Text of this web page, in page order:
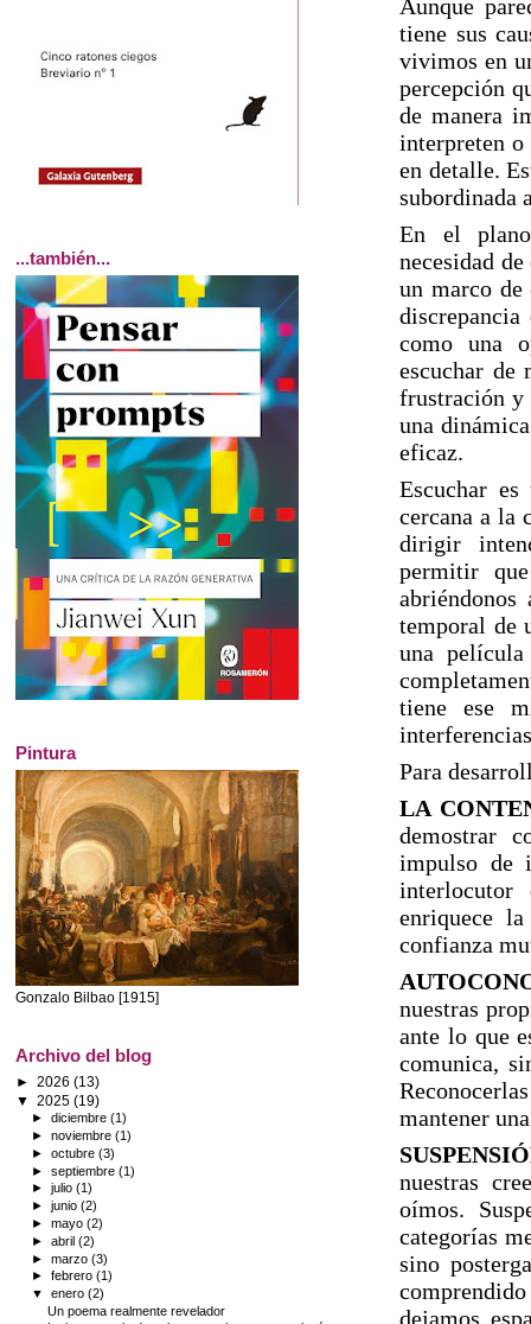
Aunque
tiene sus
vivimos en
percepción
de manera
interpreten o
en detalle.
subordinada
En el
necesidad
un marco de
como una
escuchar de
frustración y
una
eficaz.
Escuchar
cercana a la
dirigir
permitir
temporal de
una
tiene ese
Para
LA
demostrar
impulso de
interlocutor
enriquece
confianza
nuestras
ante lo que
comunica,
mantener
nuestras
oímos.
categorías
sino
dejamos
...también...
Pintura
Gonzalo Bilbao [1915]
Archivo del blog
► 2026 (13)
▼ 2025 (19)
►diciembre(1)
►noviembre(1)
►octubre(3)
►septiembre(1)
►julio(1)
►junio(2)
►mayo(2)
►abril(2)
►marzo(3)
►febrero(1)
▼enero(2)
Un poema realmente revelador